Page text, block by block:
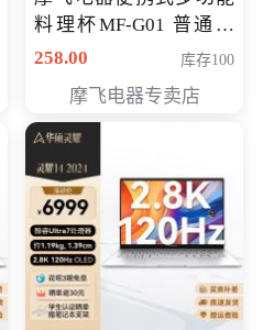
料理杯MF-G01 普通会
员专享价格118元
258.00 库存100
摩飞电器专卖店